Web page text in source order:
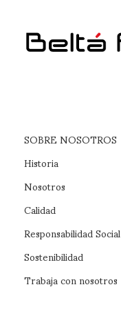
SOBRE NOSOTROS
Historia
Nosotros
Calidad
Responsabilidad Social
Sostenibilidad
Trabaja con nosotros